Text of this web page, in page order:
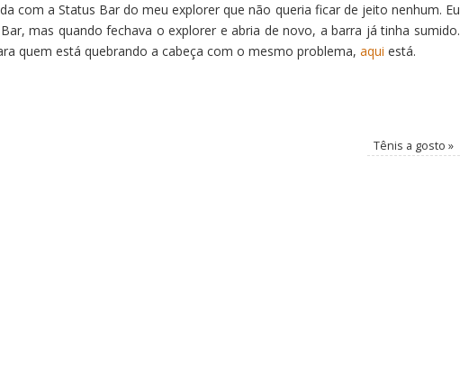
com a Status Bar do meu explorer que não queria ficar de jeito nenhum. Eu
mas quando fechava o explorer e abria de novo, a barra já tinha sumido.
quem está quebrando a cabeça com o mesmo problema, aqui está.
Tênis a gosto »